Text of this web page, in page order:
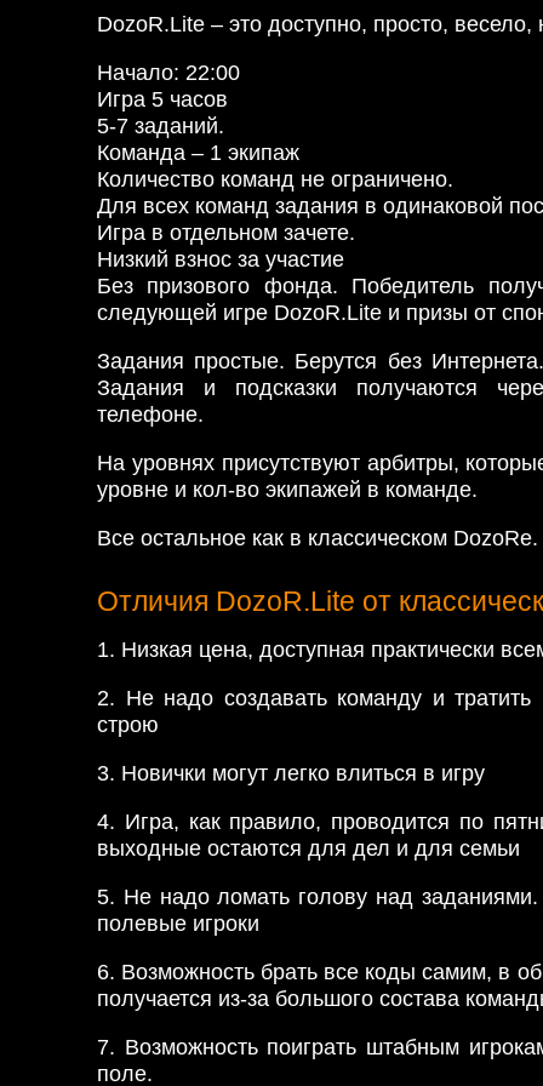
DozoR.Lite – это доступно, просто, весело,
Начало: 22:00
Игра 5 часов
5-7 заданий.
Команда – 1 экипаж
Количество команд не ограничено.
Для всех команд задания в одинаковой
Игра в отдельном зачете.
Низкий взнос за участие
Без призового фонда. Победитель
следующей игре DozoR.Lite и призы от
Задания простые. Берутся без
Задания и подсказки получаются
телефоне.
На уровнях присутствуют арбитры,
уровне и кол-во экипажей в команде.
Все остальное как в классическом DozoRе.
Отличия DozoR.Lite от
1. Низкая цена, доступная практически
2. Не надо создавать команду и
строю
3. Новички могут легко влиться в игру
4. Игра, как правило, проводится по
выходные остаются для дел и для семьи
5. Не надо ломать голову над
полевые игроки
6. Возможность брать все коды самим, в
получается из-за большого состава
7. Возможность поиграть штабным
поле.